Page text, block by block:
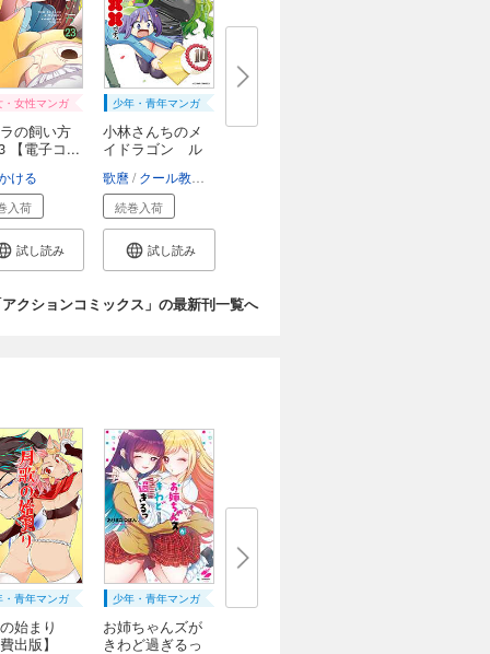
・女性マンガ
の飼い方
【電子コ...
ける
入荷
試し読み
少年・青年マンガ
小林さんちのメ
イドラゴン ル
歌麿 クール教信者
続巻入荷
試し読み
クションコミックス」の最新刊一覧へ
・青年マンガ
始まり
出版】
少年・青年マンガ
お姉ちゃんズが
きわど過ぎるっ